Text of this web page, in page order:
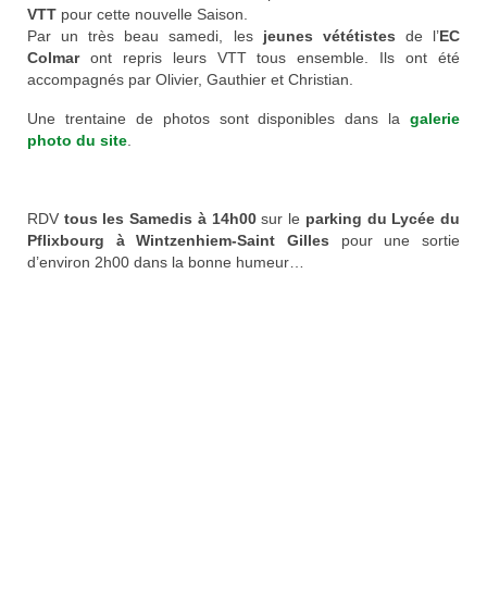
Licence F.F.C.
Galerie Photos
Nos manifestations
Classements
Route
VTT pour cette nouvelle Saison.
Par un très beau samedi, les jeunes vététistes de l’EC
Colmaront repris leurs VTT tous ensemble. Ils ont été
accompagnés par Olivier, Gauthier et Christian.
Une trentaine de photos sont disponibles dans la galerie
photo du site.
RDV tous les Samedis à 14h00sur le parking du Lycée du
Pflixbourg à Wintzenhiem-Saint Gilles pour une sortie
d’environ 2h00 dans la bonne humeur…